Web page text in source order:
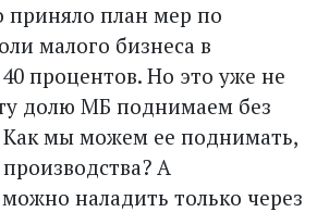
приняло план мер по
малого бизнеса в
процентов. Но это уже не
долю МБ поднимаем без
Как мы можем ее поднимать,
А
наладить только через